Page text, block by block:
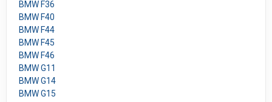
BMW F36
BMW F40
BMW F44
BMW F45
BMW F46
BMW G11
BMW G14
BMW G15